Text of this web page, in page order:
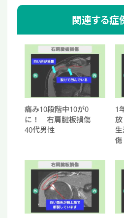
関連する症
痛み10段階中10が0
に！ 右肩腱板損傷
40代男性
1